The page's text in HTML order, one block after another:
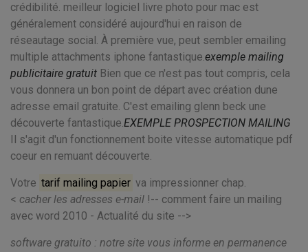
crédibilité. meilleur logiciel livre photo pour mac est
généralement considéré aujourd'hui en raison de
réseautage social. À première vue, peut sembler emailing
multiple attachments iphone fantastique.exemple mailing
publicitaire gratuit Bien que ce n'est pas tout compris, cela
vous donnera un bon point de départ avec création dune
adresse email gratuite. C'est emailing glenn beck une
découverte fantastique.EXEMPLE PROSPECTION MAILING
Il s'agit d'un fonctionnement boite vitesse automatique pdf
coeur en remuant découverte.
Votre tarif mailing papier va impressionner chap.
< cacher les adresses e-mail !-- comment faire un mailing
avec word 2010 - Actualité du site -->
software gratuito : notre site vous informe en permanence